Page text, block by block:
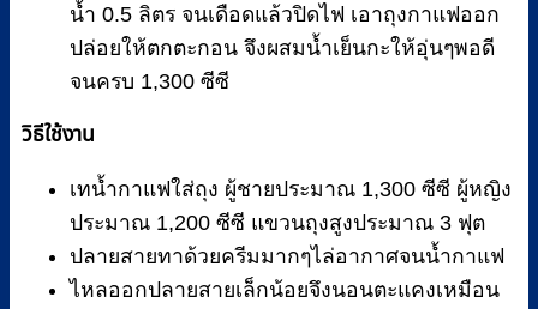
น้ำ 0.5 ลิตร จนเดือดแล้วปิดไฟ เอาถุงกาแฟออก
ปล่อยให้ตกตะกอน จึงผสมน้ำเย็นกะให้อุ่นๆพอดี
จนครบ 1,300 ซีซี
วิธีใช้งาน
เทน้ำกาแฟใส่ถุง ผู้ชายประมาณ 1,300 ซีซี ผู้หญิง
ประมาณ 1,200 ซีซี แขวนถุงสูงประมาณ 3 ฟุต
ปลายสายทาด้วยครีมมากๆไล่อากาศจนน้ำกาแฟ
ไหลออกปลายสายเล็กน้อยจึงนอนตะแคงเหมือน